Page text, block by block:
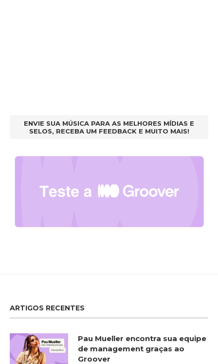
ENVIE SUA MÚSICA PARA AS MELHORES MÍDIAS E
SELOS, RECEBA UM FEEDBACK E MUITO MAIS!
ARTIGOS RECENTES
Pau Mueller encontra sua equipe
de management graças ao
Groover